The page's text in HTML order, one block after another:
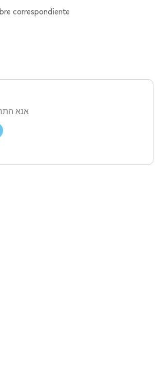
correspondiente
אנא